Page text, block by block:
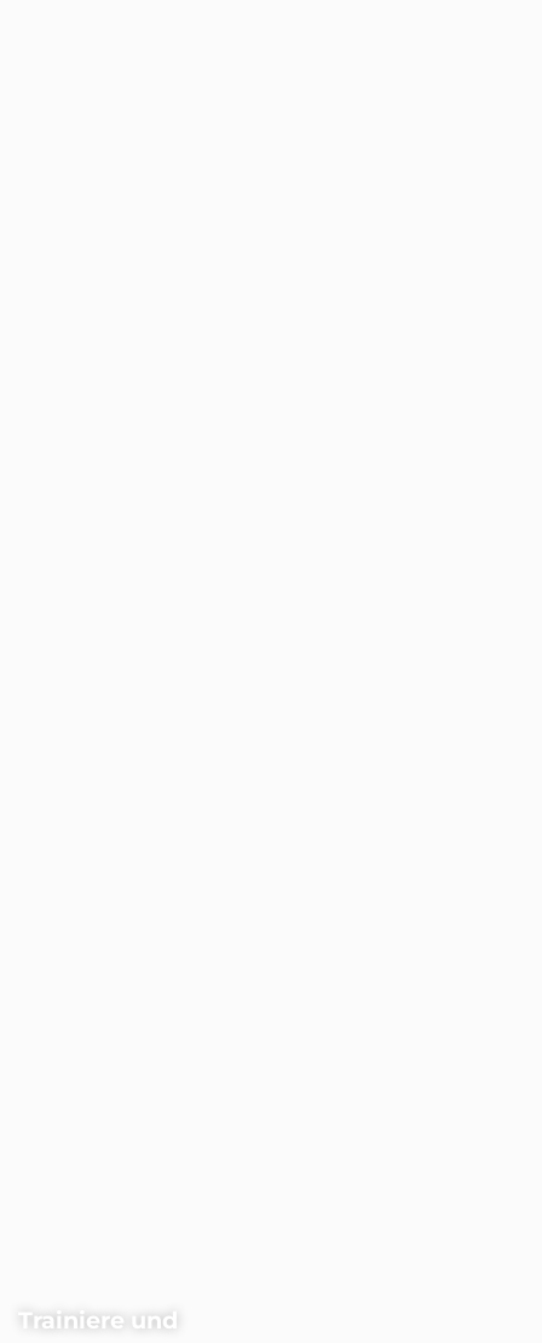
Trainiere und